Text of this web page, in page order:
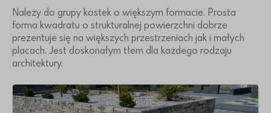
Należy do grupy kostek o większym formacie. Prosta
forma kwadratu o strukturalnej powierzchni dobrze
prezentuje się na większych przestrzeniach jak i małych
placach. Jest doskonałym tłem dla każdego rodzaju
architektury.